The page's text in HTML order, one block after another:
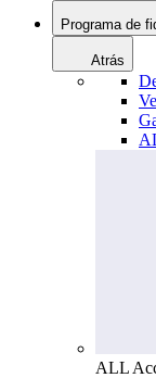
Programa de
Atrás
ALL